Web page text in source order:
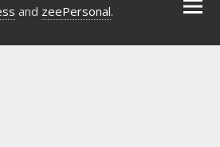
and zeePersonal.